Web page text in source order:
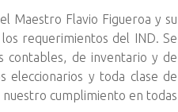
Maestro Flavio Figueroa y su
requerimientos del IND. Se
contables, de inventario y de
eleccionarios y toda clase de
cumplimiento en todas